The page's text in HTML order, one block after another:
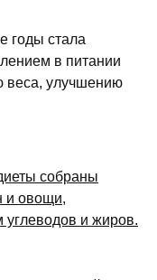
годы стала
в питании
веса, улучшению